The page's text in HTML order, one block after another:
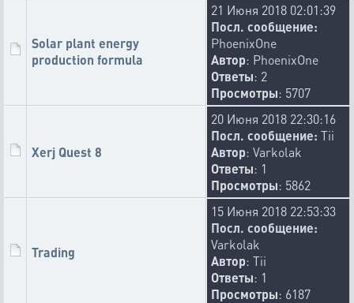
Solar plant energy
production formula
21 Июня 2018 02:01:39
Посл. сообщение:
PhoenixOne
Автор: PhoenixOne
Ответы: 2
Просмотры: 5707
Xerj Quest 8
20 Июня 2018 22:30:16
Посл. сообщение: Tii
Автор: Varkolak
Ответы: 1
Просмотры: 5862
Trading
15 Июня 2018 22:53:33
Посл. сообщение:
Varkolak
Автор: Tii
Ответы: 1
Просмотры: 6187